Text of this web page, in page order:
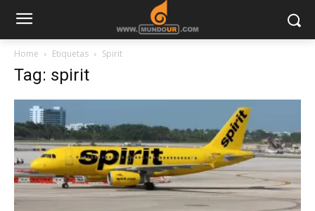
Home Etiquetas Spirit
Tag: spirit